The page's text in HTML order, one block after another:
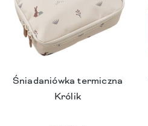
Śniadaniówka termiczna
Królik